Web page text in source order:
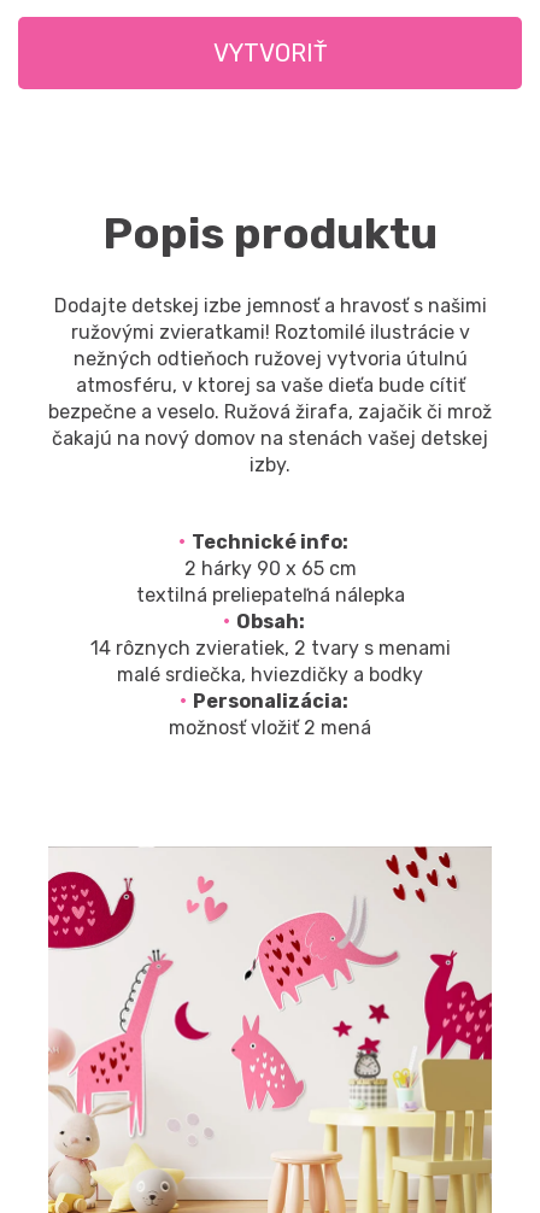
VYTVORIŤ
Popis produktu
Dodajte detskej izbe jemnosť a hravosť s našimi
ružovými zvieratkami! Roztomilé ilustrácie v
nežných odtieňoch ružovej vytvoria útulnú
atmosféru, v ktorej sa vaše dieťa bude cítiť
bezpečne a veselo. Ružová žirafa, zajačik či mrož
čakajú na nový domov na stenách vašej detskej
izby.
Technické info:
2 hárky 90 x 65 cm
textilná preliepateľná nálepka
Obsah:
14 rôznych zvieratiek, 2 tvary s menami
malé srdiečka, hviezdičky a bodky
Personalizácia:
možnosť vložiť 2 mená